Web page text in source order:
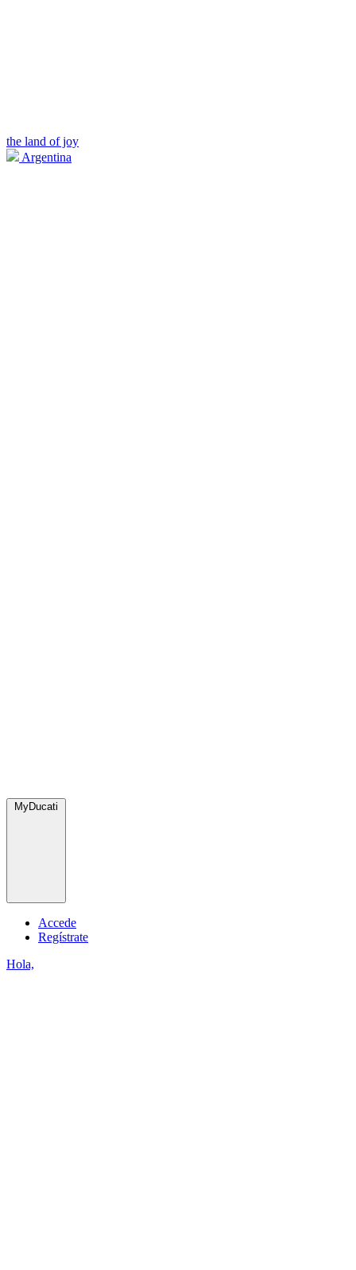
the land of joy
Argentina
MyDucati
Accede
Regístrate
Hola,